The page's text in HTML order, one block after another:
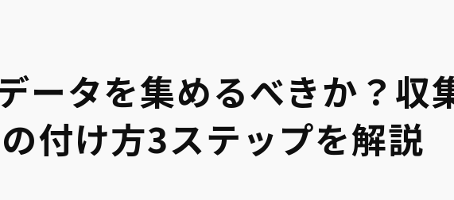
ータを集めるべきか？収
付け方3ステップを解説